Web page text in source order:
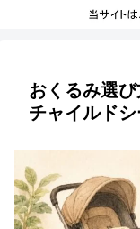
おくるみ選
チャイルド